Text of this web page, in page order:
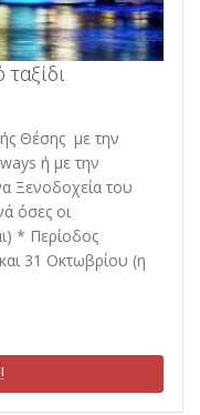
Θέσης με την
ή με την
Ξενοδοχεία του
όσες οι
* Περίοδος
31 Οκτωβρίου (η